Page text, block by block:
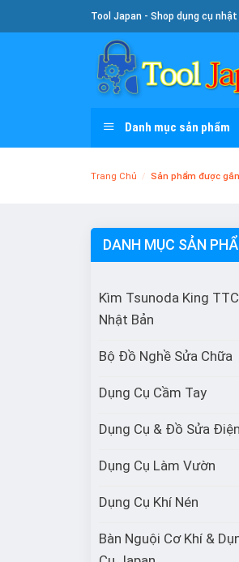
To
Tool Japan - Shop dụng cụ nhật
Danh mục sản phẩm
Trang Chủ / Sản phẩm được
DANH MỤC SẢN
Kìm Tsunoda King TTC
Nhật Bản
Bộ Đồ Nghề Sửa Chữa
Dụng Cụ Cầm Tay
Dụng Cụ & Đồ Sửa Điện
Dụng Cụ Làm Vườn
Dụng Cụ Khí Nén
Bàn Nguội Cơ Khí &